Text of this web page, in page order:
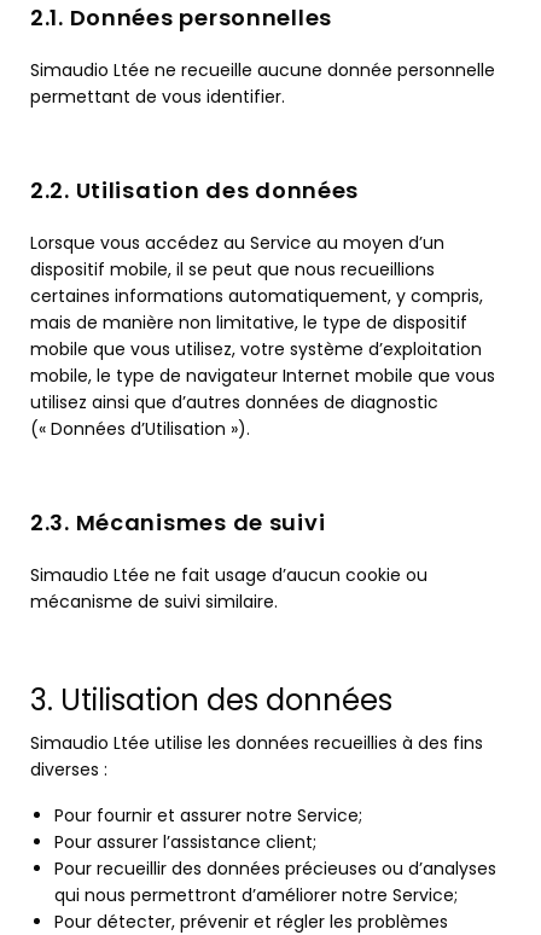
2.1. Données personnelles
Simaudio Ltée ne recueille aucune donnée personnelle
permettant de vous identifier.
2.2. Utilisation des données
Lorsque vous accédez au Service au moyen d’un
dispositif mobile, il se peut que nous recueillions
certaines informations automatiquement, y compris,
mais de manière non limitative, le type de dispositif
mobile que vous utilisez, votre système d’exploitation
mobile, le type de navigateur Internet mobile que vous
utilisez ainsi que d’autres données de diagnostic
(« Données d’Utilisation »).
2.3. Mécanismes de suivi
Simaudio Ltée ne fait usage d’aucun cookie ou
mécanisme de suivi similaire.
3. Utilisation des données
Simaudio Ltée utilise les données recueillies à des fins
diverses :
Pour fournir et assurer notre Service;
Pour assurer l’assistance client;
Pour recueillir des données précieuses ou d’analyses
qui nous permettront d’améliorer notre Service;
Pour détecter, prévenir et régler les problèmes